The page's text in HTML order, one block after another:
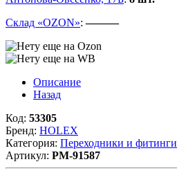
Склад «OZON»:———
Описание
Назад
Код: 53305
Бренд: HOLEX
Категория: Переходники и фитинги
Артикул: PM-91587